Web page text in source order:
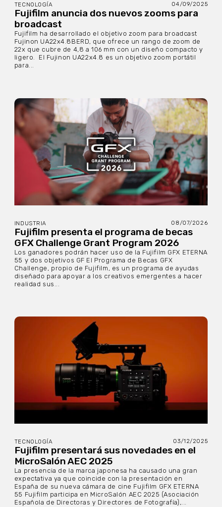
TECNOLOGÍA 04/09/2025
Fujifilm anuncia dos nuevos zooms para
broadcast
Fujifilm ha desarrollado el objetivo zoom para broadcast
Fujinon UA22x4.8BERD, que ofrece un rango de zoom de
22x que cubre de 4,8 a 106 mm con un diseño compacto y
ligero. El Fujinon UA22x4.8 es un objetivo zoom portátil
para...
INDUSTRIA 08/07/2026
Fujifilm presenta el programa de becas
GFX Challenge Grant Program 2026
Los ganadores podrán hacer uso de la Fujifilm GFX ETERNA
55 y dos objetivos GF El Programa de Becas GFX
Challenge, propio de Fujifilm, es un programa de ayudas
diseñado para apoyar a los creativos emergentes a hacer
realidad sus...
TECNOLOGÍA 03/12/2025
Fujifilm presentará sus novedades en el
MicroSalón AEC 2025
La presencia de la marca japonesa ha causado una gran
expectativa ya que coincide con la presentación en
España de su nueva cámara de cine Fujifilm GFX ETERNA
55 Fujifilm participa en MicroSalón AEC 2025 (Asociación
Española de Directoras y Directores de Fotografía),...